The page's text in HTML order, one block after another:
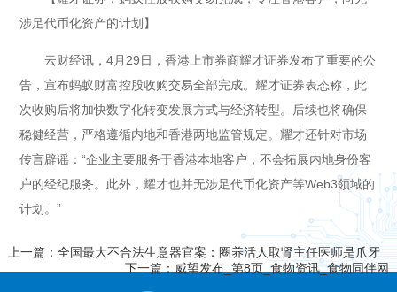
涉足代币化资产的计划】
云财经讯，4月29日，香港上市券商耀才证券发布了重要的公
告，宣布蚂蚁财富控股收购交易全部完成。耀才证券表态称，此
次收购后将加快数字化转变发展方式与经济转型。后续也将确保
稳健经营，严格遵循内地和香港两地监管规定。耀才还针对市场
传言辟谣：“企业主要服务于香港本地客户，不会拓展内地身份客
户的经纪服务。此外，耀才也并无涉足代币化资产等Web3领域的
计划。”
上一篇：全国最大不合法生意器官案：圈养活人取肾主任医师是爪牙
下一篇：威望发布_第8页_食物资讯_食物同伴网